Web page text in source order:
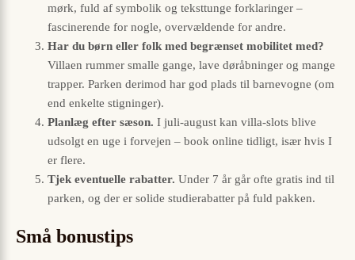
mørk, fuld af symbolik og teksttunge forklaringer –
fascinerende for nogle, overvældende for andre.
Har du børn eller folk med begrænset mobilitet med?
Villaen rummer smalle gange, lave døråbninger og mange
trapper. Parken derimod har god plads til barnevogne (om
end enkelte stigninger).
Planlæg efter sæson. I juli-august kan villa-slots blive
udsolgt en uge i forvejen – book online tidligt, især hvis I
er flere.
Tjek eventuelle rabatter. Under 7 år går ofte gratis ind til
parken, og der er solide studierabatter på fuld pakken.
Små bonustips